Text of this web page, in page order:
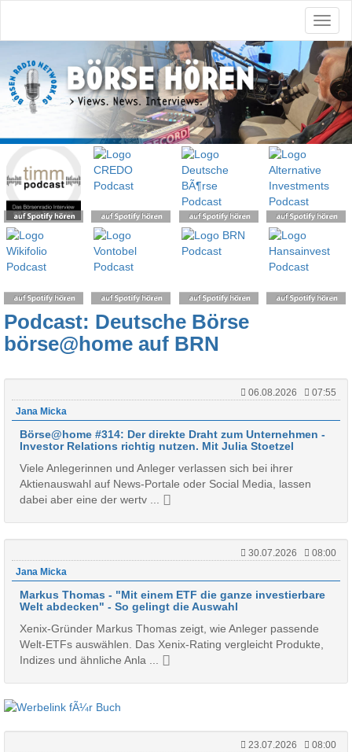
Podcast: Deutsche Börse
börse@home auf BRN
06.08.2026
07:55
Jana Micka
Börse@home #314: Der direkte Draht zum Unternehmen -
Investor Relations richtig nutzen. Mit Julia Stoetzel
Viele Anlegerinnen und Anleger verlassen sich bei ihrer
Aktienauswahl auf News-Portale oder Social Media, lassen
dabei aber eine der wertv ...
30.07.2026
08:00
Jana Micka
Markus Thomas - "Mit einem ETF die ganze investierbare
Welt abdecken" - So gelingt die Auswahl
Xenix-Gründer Markus Thomas zeigt, wie Anleger passende
Welt-ETFs auswählen. Das Xenix-Rating vergleicht Produkte,
Indizes und ähnliche Anla ...
23.07.2026
08:00